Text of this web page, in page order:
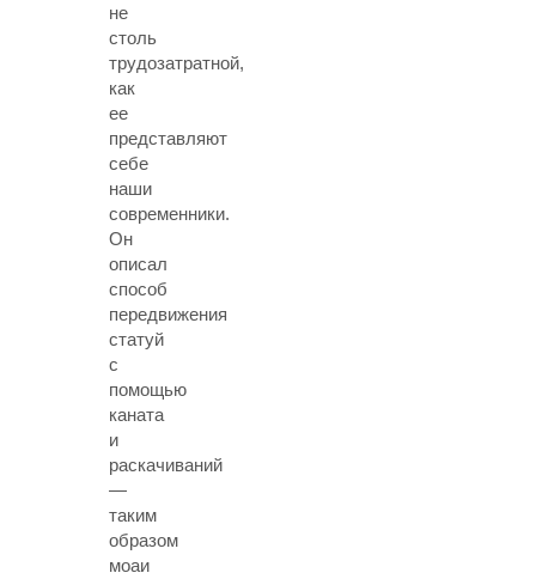
не
столь
трудозатратной,
как
ее
представляют
себе
наши
современники.
Он
описал
способ
передвижения
статуй
с
помощью
каната
и
раскачиваний
—
таким
образом
моаи